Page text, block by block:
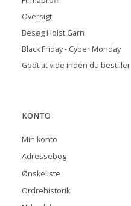
Oversigt
Besøg Holst Garn
Black Friday - Cyber Monday
Godt at vide inden du bestiller
KONTO
Min konto
Adressebog
Ønskeliste
Ordrehistorik